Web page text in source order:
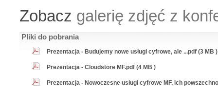
Zobacz galerię zdjęć z
Pliki do pobrania
Prezentacja - Budujemy nowe usługi cyfrowe, ale ...pdf (3 MB )
Prezentacja - Cloudstore MF.pdf (4 MB )
Prezentacja - Nowoczesne usługi cyfrowe MF, ich